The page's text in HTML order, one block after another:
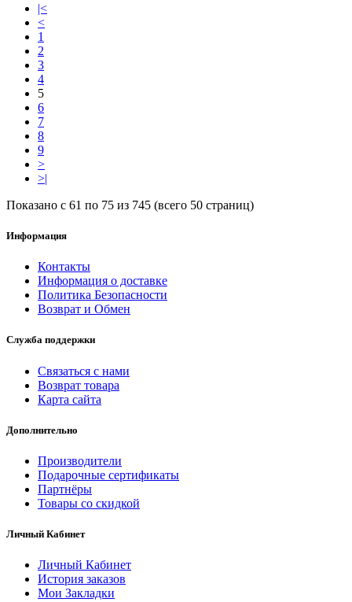
|<
<
1
2
3
4
5
6
7
8
9
>
>|
Показано с 61 по 75 из 745 (всего 50 страниц)
Информация
Контакты
Информация о доставке
Политика Безопасности
Возврат и Обмен
Служба поддержки
Связаться с нами
Возврат товара
Карта сайта
Дополнительно
Производители
Подарочные сертификаты
Партнёры
Товары со скидкой
Личный Кабинет
Личный Кабинет
История заказов
Мои Закладки